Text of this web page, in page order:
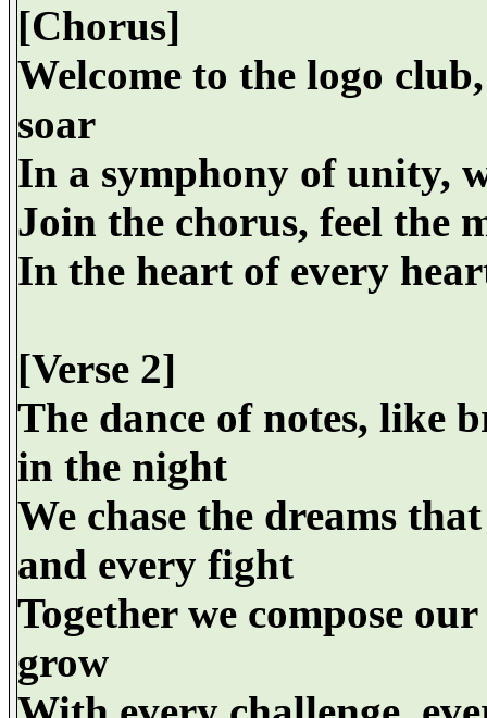
[Chorus]
Welcome to the logo
soar
In a symphony of unity,
Join the chorus, feel the
In the heart of every
[Verse 2]
The dance of notes, like
in the night
We chase the dreams
and every fight
Together we compose
grow